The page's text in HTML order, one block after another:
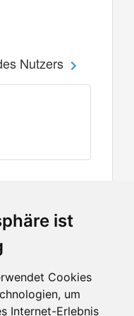
ist
Cookies
um
Internet-Erlebnis
Nutzers